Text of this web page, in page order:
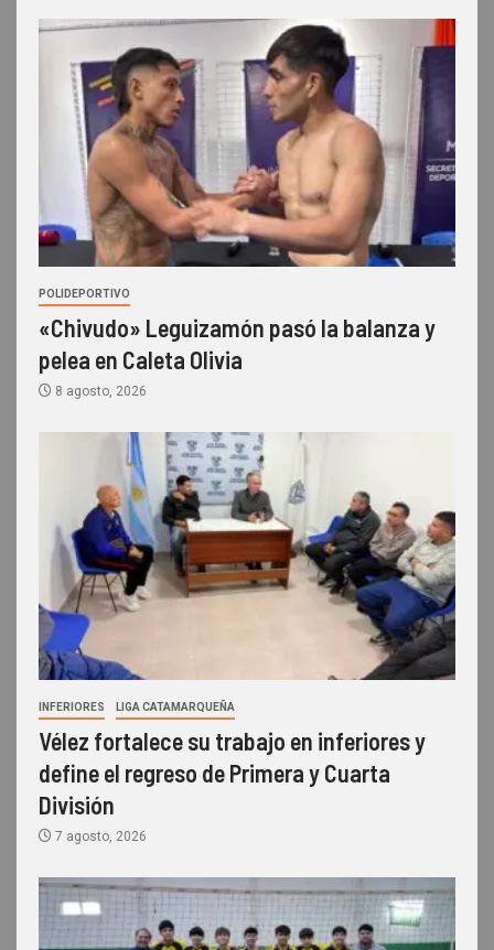
POLIDEPORTIVO
«Chivudo» Leguizamón pasó la balanza y
pelea en Caleta Olivia
8 agosto, 2026
INFERIORES LIGA CATAMARQUEÑA
Vélez fortalece su trabajo en inferiores y
define el regreso de Primera y Cuarta
División
7 agosto, 2026